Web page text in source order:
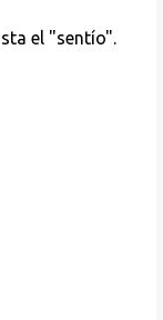
el "sentío".